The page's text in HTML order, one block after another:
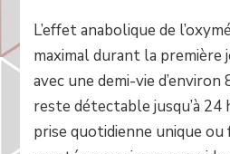
L’effet anabolique de
maximal durant la première
avec une demi-vie d’environ
reste détectable jusqu’à
prise quotidienne unique ou